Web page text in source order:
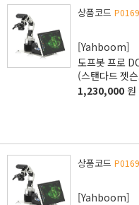
상품코드
[Yahboom]
도프봇 프로
(스탠다드 젯
1,230,000 원
상품코드
[Yahboom]